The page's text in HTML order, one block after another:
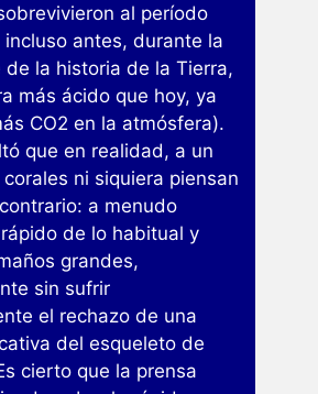
al período
incluso antes, durante la
de la historia de la Tierra,
más ácido que hoy, ya
CO2 en la atmósfera).
que en realidad, a un
ni siquiera piensan
a menudo
de lo habitual y
grandes,
sin sufrir
el rechazo de una
del esqueleto de
cierto que la prensa